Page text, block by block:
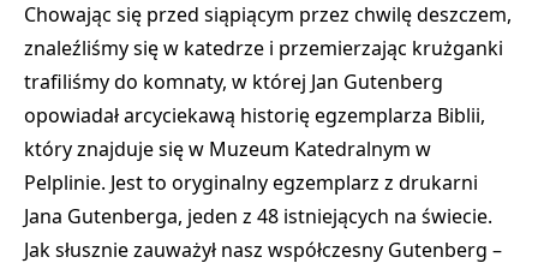
Chowając się przed siąpiącym przez chwilę deszczem,
znaleźliśmy się w katedrze i przemierzając krużganki
trafiliśmy do komnaty, w której Jan Gutenberg
opowiadał arcyciekawą historięegzemplarza Biblii,
który znajduje się w Muzeum Katedralnym w
Pelplinie. Jest to oryginalny egzemplarz z drukarni
Jana Gutenberga, jeden z 48 istniejących na świecie.
Jak słusznie zauważył nasz współczesny Gutenberg –